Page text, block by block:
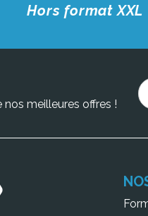
Hors format XXL
meilleures offres !